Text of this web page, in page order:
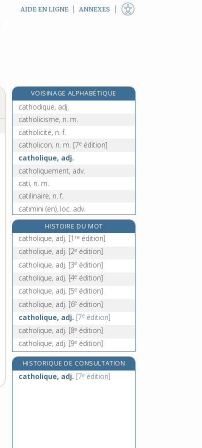
AIDE EN LIGNE ANNEXES
VOISINAGE ALPHABÉTIQUE
cathode, n. f.
cathodique, adj.
catholicisme, n. m.
catholicité, n. f.
catholicon, n. m. [7e édition]
catholique, adj.
catholiquement, adv.
cati, n. m.
catilinaire, n. f.
catimini (en), loc. adv.
catin [I], n. f.
catin [II], n. m.[6eédition]
cation, n. m.
catir, v. tr.
HISTOIRE DU MOT
catholique, adj. [1 re édition]
catholique, adj. [2e édition]
catholique, adj. [3e édition]
catholique, adj. [4e édition]
catholique, adj. [5e édition]
catholique, adj. [6e édition]
catholique, adj. [7e édition]
catholique, adj. [8e édition]
catholique, adj. [9e édition]
HISTORIQUE DE CONSULTATION
catholique, adj. [7e édition]